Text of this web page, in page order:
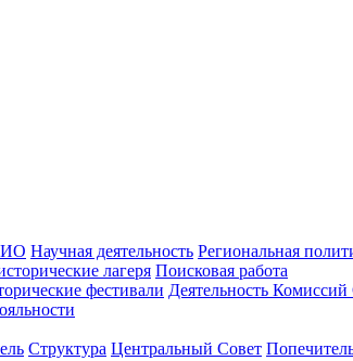
Научная деятельность Региональная
лагеря Поисковая работа
фестивали Деятельность
Структура Центральный Совет